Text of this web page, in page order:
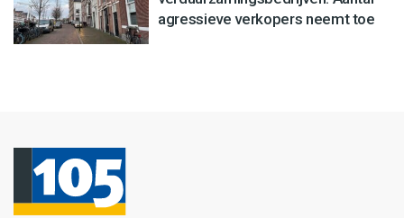
agressieve verkopers neemt toe